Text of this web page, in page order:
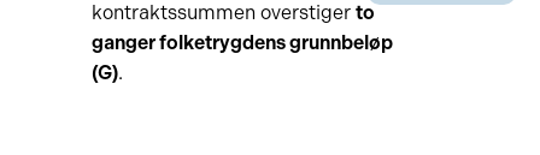
kontraktssummen overstiger to
ganger folketrygdens grunnbeløp
(G).